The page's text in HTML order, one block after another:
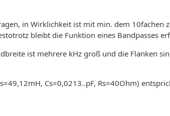
in Wirklichkeit ist mit min. dem 10fachen
bleibt die Funktion eines Bandpasses
ist mehrere kHz groß und die Flanken
Cs=0,0213..pF, Rs=40Ohm)